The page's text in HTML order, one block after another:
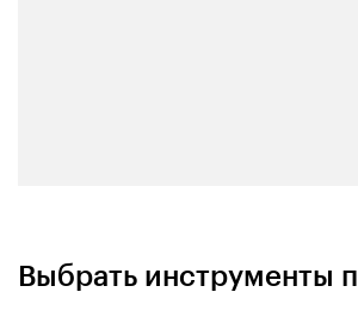
Выбрать инструменты